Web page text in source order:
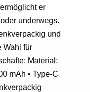
er
underwegs.
und
Wahl für
Material:
mAh • Type-C